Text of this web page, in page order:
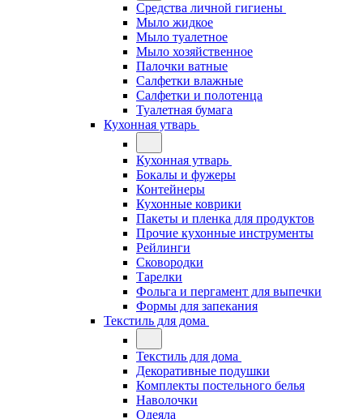
Средства личной гигиены
Мыло жидкое
Мыло туалетное
Мыло хозяйственное
Палочки ватные
Салфетки влажные
Салфетки и полотенца
Туалетная бумага
Кухонная утварь
Кухонная утварь
Бокалы и фужеры
Контейнеры
Кухонные коврики
Пакеты и пленка для продуктов
Прочие кухонные инструменты
Рейлинги
Сковородки
Тарелки
Фольга и пергамент для выпечки
Формы для запекания
Текстиль для дома
Текстиль для дома
Декоративные подушки
Комплекты постельного белья
Наволочки
Одеяла